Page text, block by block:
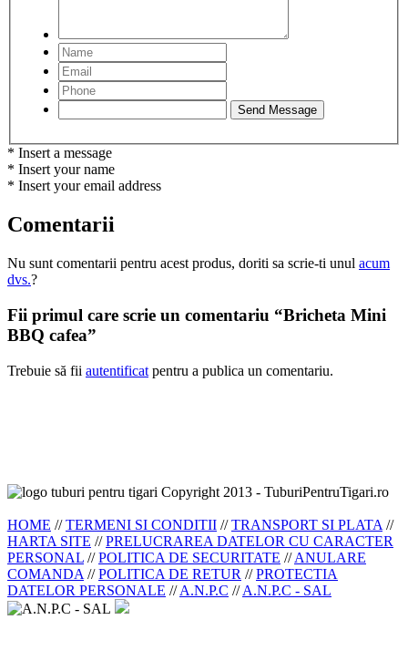
* Insert a message
* Insert your name
* Insert your email address
Comentarii
Nu sunt comentarii pentru acest produs, doriti sa scrie-ti unul acum
dvs.?
Fii primul care scrie un comentariu “Bricheta Mini
BBQ cafea”
Trebuie să fii autentificat pentru a publica un comentariu.
Copyright 2013 - TuburiPentruTigari.ro
HOME //TERMENI SI CONDITII //TRANSPORT SI PLATA //
HARTA SITE //PRELUCRAREA DATELOR CU CARACTER
PERSONAL //POLITICA DE SECURITATE //ANULARE
COMANDA //POLITICA DE RETUR //PROTECTIA
DATELOR PERSONALE //A.N.P.C //A.N.P.C - SAL